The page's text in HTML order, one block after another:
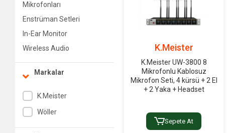
Mikrofonları
Enstrüman Setleri
In-Ear Monitor
Wireless Audio
Convertor
Headset Mikrofon
Anten Sistemleri
Receiver
Markalar
K.Meister
Wöller
K.Meister
K.Meister UW-3800 8
Mikrofonlu Kablosuz
Mikrofon Seti, 4 kürsü + 2 El
+ 2 Yaka + Headset
Sepete At